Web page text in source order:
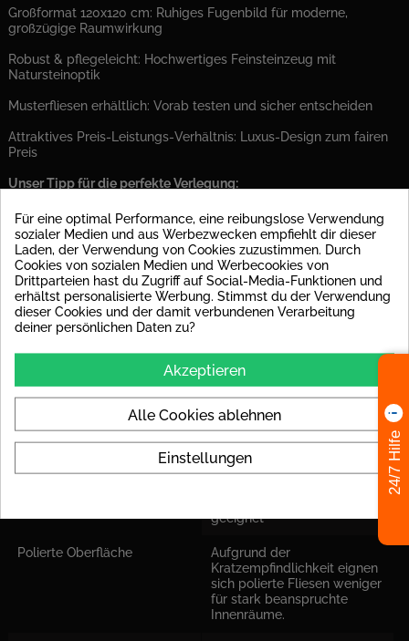
Großformat 120x120 cm: Ruhiges Fugenbild für moderne,
großzügige Raumwirkung
Robust & pflegeleicht: Hochwertiges Feinsteinzeug mit
Natursteinoptik
Musterfliesen erhältlich: Vorab testen und sicher entscheiden
Attraktives Preis-Leistungs-Verhältnis: Luxus-Design zum fairen
Preis
Unser Tipp für die perfekte Verlegung:
Für ein dauerhaft perfektes Ergebnis empfehlen wir unbedingt
die Verlegung auf einer Entkopplungsmatte. Diese minimiert
Spannungen im Untergrund und erhöht die Langlebigkeit Ihrer
Fliesen – besonders bei großformatigen Fliesen wie dieser ein
echter Mehrwert.
PRODUKT DETAILS
Material Feinsteinzeug glasiert
Stärke 9 mm
ja
geeignet
Polierte Oberfläche
Aufgrund der
Kratzempfindlichkeit eignen
sich polierte Fliesen weniger
für stark beanspruchte
Innenräume.
Für eine optimal Performance, eine reibungslose Verwendung
sozialer Medien und aus Werbezwecken empfiehlt dir dieser
Laden, der Verwendung von Cookies zuzustimmen. Durch
Cookies von sozialen Medien und Werbecookies von
Drittparteien hast du Zugriff auf Social-Media-Funktionen und
erhältst personalisierte Werbung. Stimmst du der Verwendung
dieser Cookies und der damit verbundenen Verarbeitung
deiner persönlichen Daten zu?
Akzeptieren
Alle Cookies ablehnen
Einstellungen 24/7 Hilfe